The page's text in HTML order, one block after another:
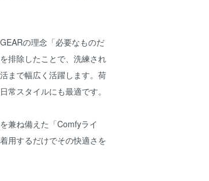
の理念「必要なものだ
排除したことで、洗練され
まで幅広く活躍します。荷
常スタイルにも最適です。
兼ね備えた「Comfyライ
用するだけでその快適さを